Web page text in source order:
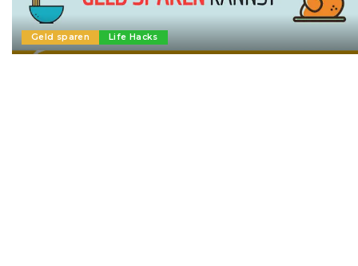
Geld sparen Life Hacks